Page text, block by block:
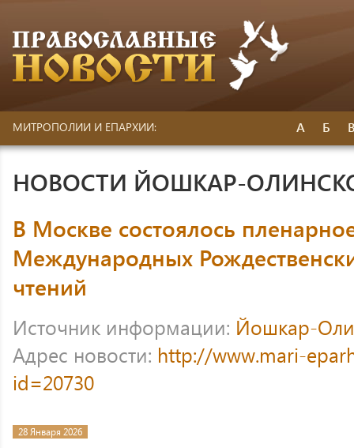
МИТРОПОЛИИ И ЕПАРХИИ: А Б
НОВОСТИ ЙОШКАР-
В Москве состоялось
Международных
чтений
Источник информации: Йошкар-
Адрес новости: http://www.mari-
id=20730
28 Января 2026